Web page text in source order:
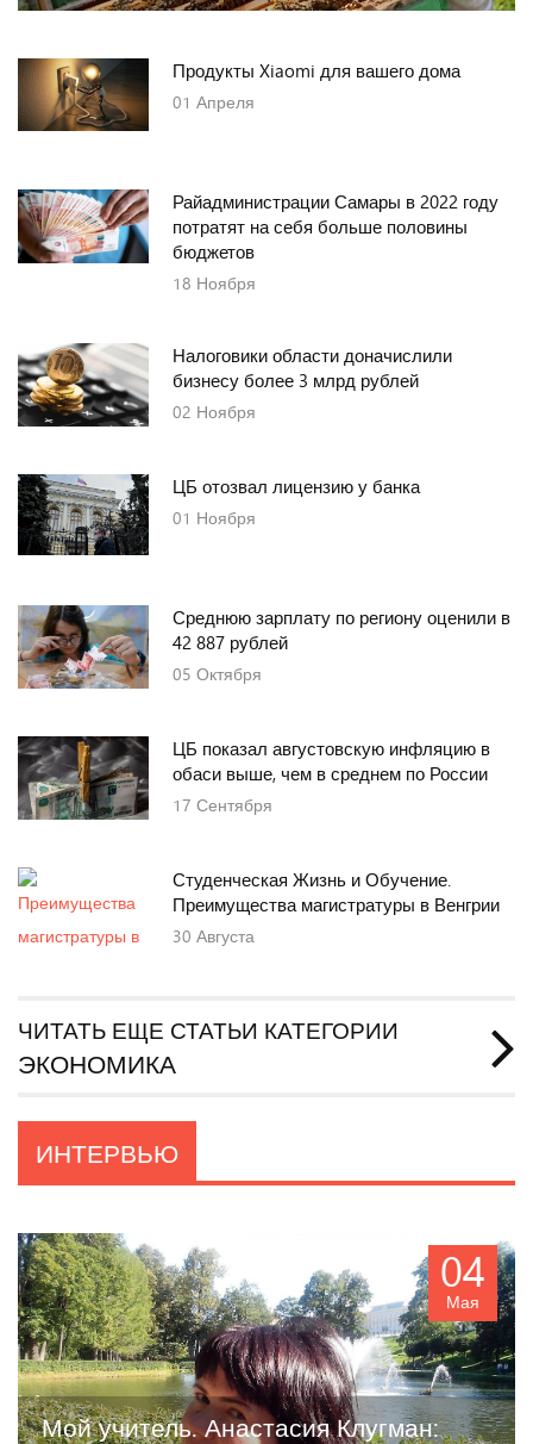
Продукты Xiaomi для вашего дома
01 Апреля
Райадминистрации Самары в 2022 году
потратят на себя больше половины
бюджетов
18 Ноября
Налоговики области доначислили
бизнесу более 3 млрд рублей
02 Ноября
ЦБ отозвал лицензию у банка
01 Ноября
Среднюю зарплату по региону оценили в
42 887 рублей
05 Октября
ЦБ показал августовскую инфляцию в
обаси выше, чем в среднем по России
17 Сентября
Студенческая Жизнь и Обучение.
Преимущества магистратуры в Венгрии
30 Августа
ЧИТАТЬ ЕЩЕ СТАТЬИ КАТЕГОРИИ
ЭКОНОМИКА
ИНТЕРВЬЮ
Мой учитель. Анастасия Клугман:
04
Мая